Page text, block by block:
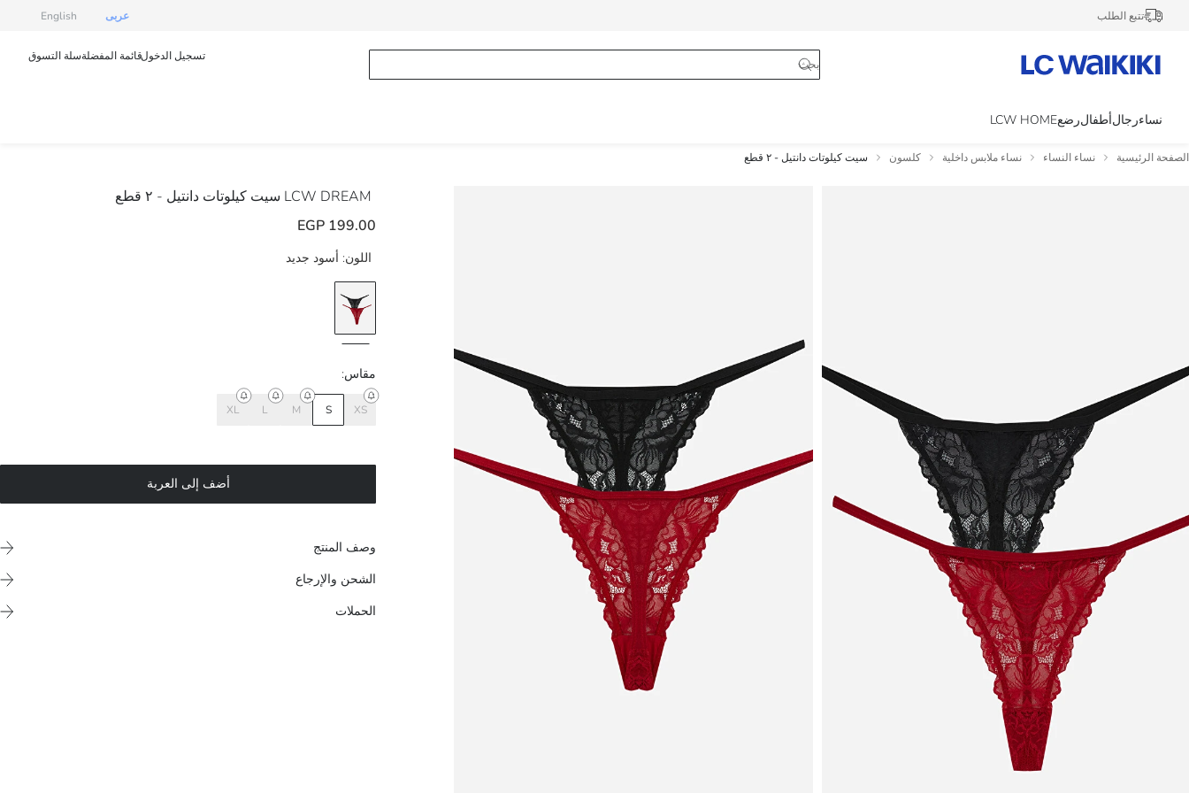
تتبع الطلب عربى English
تسجيل الدخولقائمة المفضلةسلة التسوق
نساءرجالأطفالرضعLCW HOME
الصفحة الرئيسية نساء النساء نساء ملابس داخلية كلسون سيت كيلوتات دانتيل - ٢ قطع
LCW DREAM سيت كيلوتات دانتيل - ٢ قطع
199.00 EGP
اللون: أسود جديد
مقاس:
XS
S
M
L
XL
أضف إلى العربة
وصف المنتج
الشحن والإرجاع
الحملات